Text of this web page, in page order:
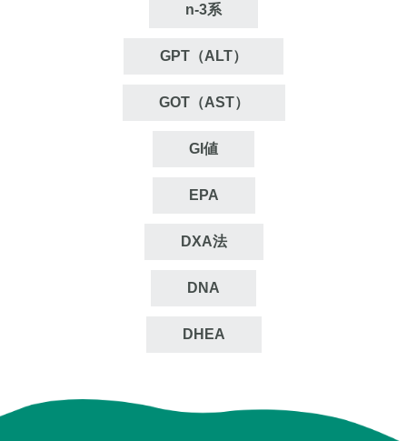
n‐3系
GPT（ALT）
GOT（AST）
GI値
EPA
DXA法
DNA
DHEA